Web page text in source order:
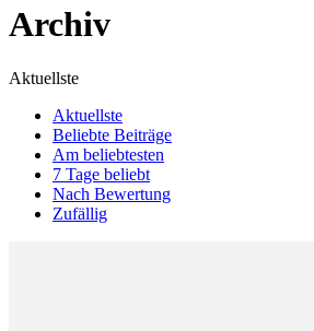
Archiv
Aktuellste
Aktuellste
Beliebte Beiträge
Am beliebtesten
7 Tage beliebt
Nach Bewertung
Zufällig